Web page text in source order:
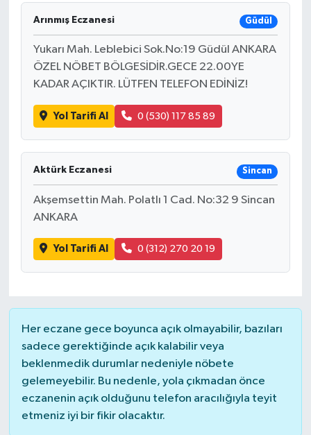
Arınmış Eczanesi Güdül
Yukarı Mah. Leblebici Sok.No:19 Güdül ANKARA
ÖZEL NÖBET BÖLGESİDİR.GECE 22.00YE
KADAR AÇIKTIR. LÜTFEN TELEFON EDİNİZ!
Yol Tarifi Al 0 (530) 117 85 89
Aktürk Eczanesi Sincan
Akşemsettin Mah. Polatlı 1 Cad. No:32 9 Sincan
ANKARA
Yol Tarifi Al 0 (312) 270 20 19
Her eczane gece boyunca açık olmayabilir, bazıları
sadece gerektiğinde açık kalabilir veya
beklenmedik durumlar nedeniyle nöbete
gelemeyebilir. Bu nedenle, yola çıkmadan önce
eczanenin açık olduğunu telefon aracılığıyla teyit
etmeniz iyi bir fikir olacaktır.